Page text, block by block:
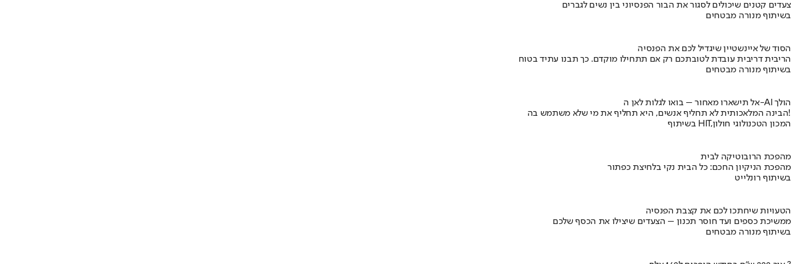
צעדים קטנים שיכולים לסגור את הבור הפנסיוני בין נשים לגברים
בשיתוף מנורה מבטחים
הסוד של איינשטיין שיגדיל לכם את הפנסיה
הריבית דריבית עובדת לטובתכם רק אם תתחילו מוקדם. כך תבנו עתיד בטוח
בשיתוף מנורה מבטחים
אל תישארו מאחור – בואו לגלות לאן ה-AI הולך
הבינה המלאכותית לא תחליף אנשים, היא תחליף את מי שלא משתמש בה!
בשיתוף HIT,המכון הטכנולוגי חולון
מהפכת הרובוטיקה לבית
מהפכת הניקיון החכם: כל הבית נקי בלחיצת כפתור
בשיתוף רונלייט
הטעויות שיחתכו לכם את קצבת הפנסיה
ממשיכת כספים ועד חוסר תכנון – הצעדים שיצילו את הכסף שלכם
בשיתוף מנורה מבטחים